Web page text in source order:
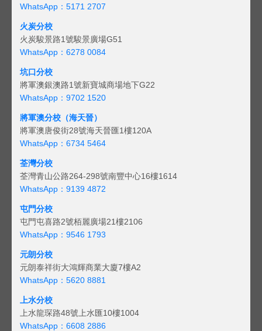
WhatsApp：5171 2707
火炭分校
火炭駿景路1號駿景廣場G51
WhatsApp：6278 0084
坑口分校
將軍澳銀澳路1號新寶城商場地下G22
WhatsApp：9702 1520
將軍澳分校（海天晉）
將軍澳唐俊街28號海天晉匯1樓120A
WhatsApp：6734 5464
荃灣分校
荃灣青山公路264-298號南豐中心16樓1614
WhatsApp：9139 4872
屯門分校
屯門屯喜路2號栢麗廣場21樓2106
WhatsApp：9546 1793
元朗分校
元朗泰祥街大鴻輝商業大廈7樓A2
WhatsApp：5620 8881
上水分校
上水龍琛路48號上水匯10樓1004
WhatsApp：6608 2886